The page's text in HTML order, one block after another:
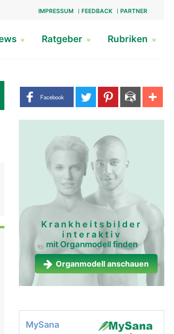
IMPRESSUM FEEDBACK PARTNER
Ratgeber Rubriken
Share buttons
Facebook
Krankheitsbilder
interaktiv
mit Organmodell finden
Organmodell anschauen
MySana